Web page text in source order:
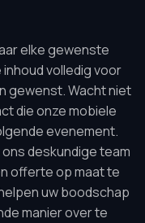
elke gewenste
volledig voor
gewenst. Wacht niet
die onze mobiele
evenement.
deskundige team
offerte op maat te
uw boodschap
manier over te